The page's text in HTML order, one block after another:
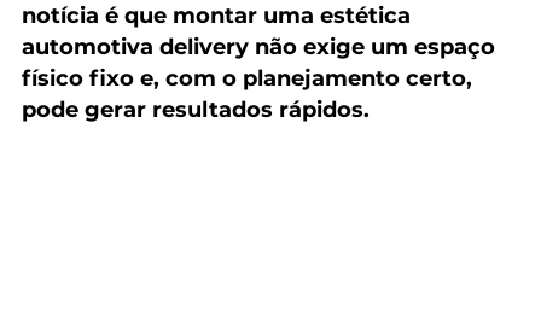
notícia é que montar uma estética
automotiva delivery não exige um espaço
físico fixo e, com o planejamento certo,
pode gerar resultados rápidos.